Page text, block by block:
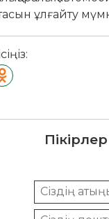
ұлғайту